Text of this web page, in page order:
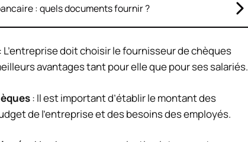
: quels documents fournir ?
: L’entreprise doit choisir le fournisseur de chèques
avantages tant pour elle que pour ses salariés.
: Il est important d’établir le montant des
de l’entreprise et des besoins des employés.